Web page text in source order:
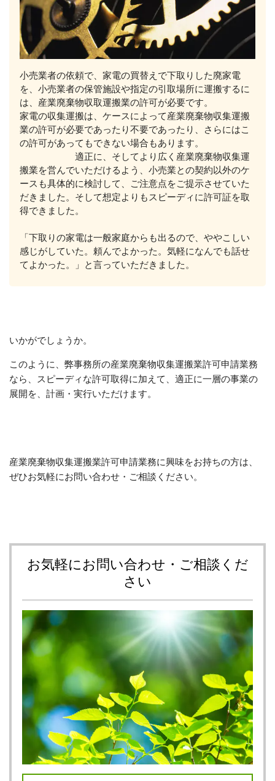
小売業者の依頼で、家電の買替えで下取りした廃家電
を、小売業者の保管施設や指定の引取場所に運搬するに
は、産業廃棄物収取運搬業の許可が必要です。
家電の収集運搬は、ケースによって産業廃棄物収集運搬
業の許可が必要であったり不要であったり、さらにはこ
の許可があってもできない場合もあります。
適正に、そしてより広く産業廃棄物収集運
搬業を営んでいただけるよう、小売業との契約以外のケ
ースも具体的に検討して、ご注意点をご提示させていた
だきました。そして想定よりもスピーディに許可証を取
得できました。
「下取りの家電は一般家庭からも出るので、ややこしい
感じがしていた。頼んでよかった。気軽になんでも話せ
てよかった。」と言っていただきました。
いかがでしょうか。
このように、弊事務所の産業廃棄物収集運搬業許可申請業務
なら、スピーディな許可取得に加えて、適正に一層の事業の
展開を、計画・実行いただけます。
産業廃棄物収集運搬業許可申請業務に興味をお持ちの方は、
ぜひお気軽にお問い合わせ・ご相談ください。
お気軽にお問い合わせ・ご相談くだ
さい